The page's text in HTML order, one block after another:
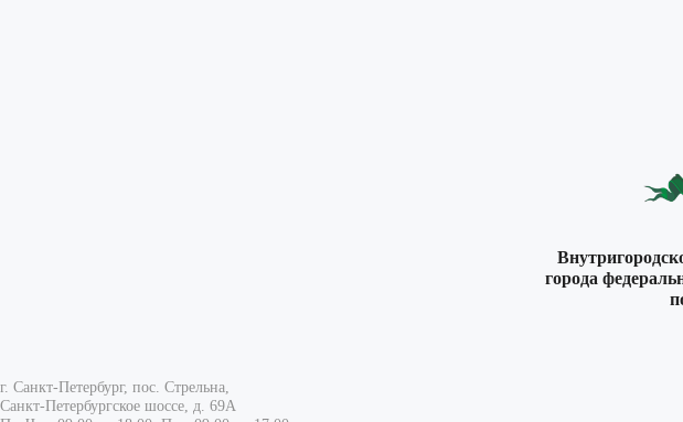
города
г. Санкт-Петербург, пос. Стрельна,
Санкт-Петербургское шоссе, д. 69А